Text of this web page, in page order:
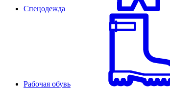
Спецодежда
Рабочая обувь